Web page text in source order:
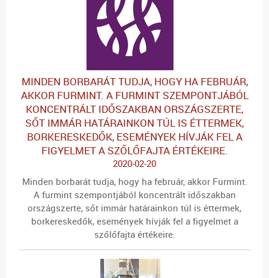
MINDEN BORBARÁT TUDJA, HOGY HA FEBRUÁR,
AKKOR FURMINT. A FURMINT SZEMPONTJÁBÓL
KONCENTRÁLT IDŐSZAKBAN ORSZÁGSZERTE,
SŐT IMMÁR HATÁRAINKON TÚL IS ÉTTERMEK,
BORKERESKEDŐK, ESEMÉNYEK HÍVJÁK FEL A
FIGYELMET A SZŐLŐFAJTA ÉRTÉKEIRE.
2020-02-20
Minden borbarát tudja, hogy ha február, akkor Furmint.
A furmint szempontjából koncentrált időszakban
országszerte, sőt immár határainkon túl is éttermek,
borkereskedők, események hívják fel a figyelmet a
szőlőfajta értékeire.